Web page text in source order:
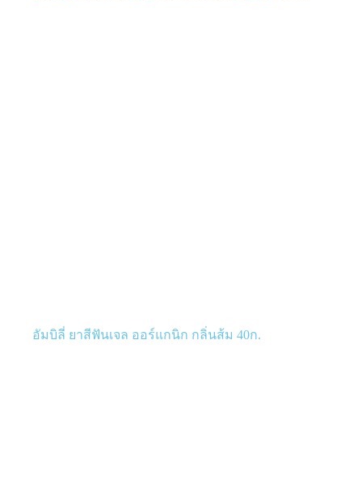
อัมบิลี่ ยาสีฟันเจล ออร์แกนิก กลิ่นส้ม 40ก.